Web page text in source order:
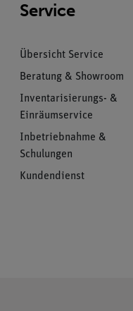
Service
Übersicht Service
Beratung & Showroom
Inventarisierungs- &
Einräumservice
Inbetriebnahme &
Schulungen
Kundendienst